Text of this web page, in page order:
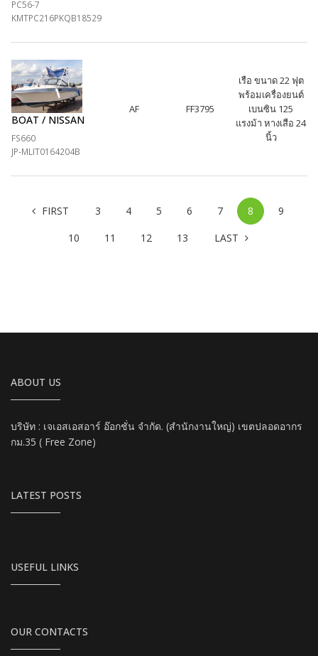
PC56-7
KMTPC216PKQB18529
BOAT / NISSAN
FS660
JP-MLIT0164204B
AF FF3795
เรือ ขนาด 22 ฟุต
พร้อมเครื่องยนต์
เบนซิน 125
แรงม้า หางเสือ 24
นิ้ว
FIRSTPrevious
3 4 5 6 7 8
9
10
11 12 13 LAST Next
ABOUT US
บริษัท : เจเอสเอสอาร์ อ๊อกชั่น จำกัด. (สำนักงานใหญ่) เขตปลอดอากร
กม.35 ( Free Zone)
LATEST POSTS
USEFUL LINKS
OUR CONTACTS